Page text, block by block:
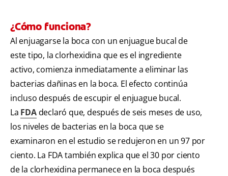
¿Cómo funciona?
Al enjuagarse la boca con un enjuague bucal de
este tipo, la clorhexidina que es el ingrediente
activo, comienza inmediatamente a eliminar las
bacterias dañinas en la boca. El efecto continúa
incluso después de escupir el enjuague bucal.
La FDAdeclaró que, después de seis meses de uso,
los niveles de bacterias en la boca que se
examinaron en el estudio se redujeron en un 97 por
ciento. La FDA también explica que el 30 por ciento
de la clorhexidina permanece en la boca después